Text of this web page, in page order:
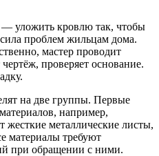
— уложить кровлю так, чтобы
проблем жильцам дома.
мастер проводит
проверяет основание.
на две группы. Первые
например,
жесткие металлические листы,
материалы требуют
при обращении с ними.